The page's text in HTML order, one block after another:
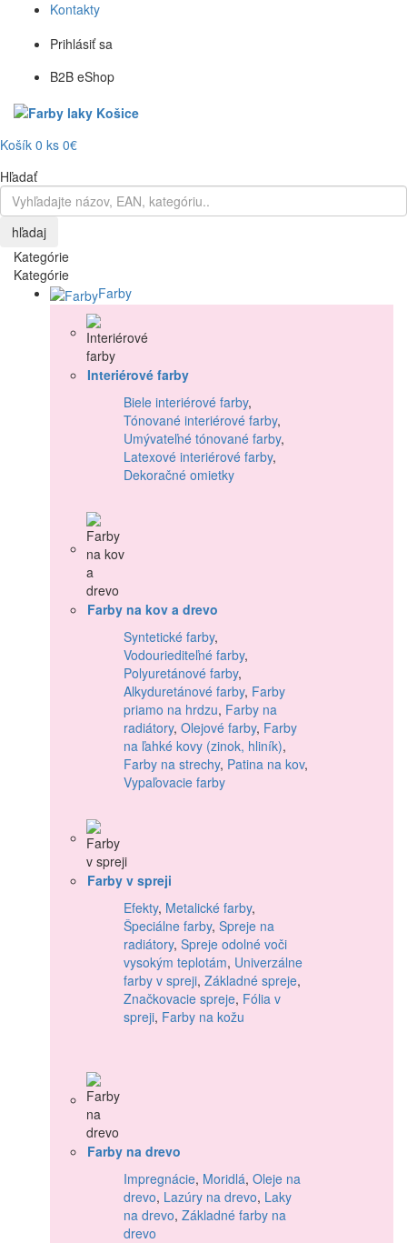
Kontakty
Prihlásiť sa
B2B eShop
Košík 0 ks 0€
Hľadať
hľadaj
Kategórie
Kategórie
Farby
Interiérové farby
Biele interiérové farby,
Tónované interiérové farby,
Umývateľné tónované farby,
Latexové interiérové farby,
Dekoračné omietky
Farby na kov a drevo
Syntetické farby,
Vodouriediteľné farby,
Polyuretánové farby,
Alkyduretánové farby, Farby
priamo na hrdzu, Farby na
radiátory, Olejové farby, Farby
na ľahké kovy (zinok, hliník),
Farby na strechy, Patina na kov,
Vypaľovacie farby
Farby v spreji
Efekty, Metalické farby,
Špeciálne farby, Spreje na
radiátory, Spreje odolné voči
vysokým teplotám, Univerzálne
farby v spreji, Základné spreje,
Značkovacie spreje, Fólia v
spreji, Farby na kožu
Farby na drevo
Impregnácie, Moridlá, Oleje na
drevo, Lazúry na drevo, Laky
na drevo, Základné farby na
drevo